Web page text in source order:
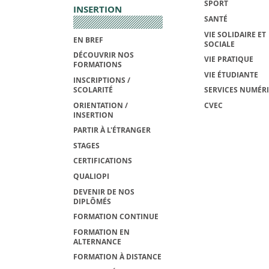
INSERTION
EN BREF
DÉCOUVRIR NOS
FORMATIONS
INSCRIPTIONS /
SCOLARITÉ
ORIENTATION /
INSERTION
PARTIR À L'ÉTRANGER
STAGES
CERTIFICATIONS
QUALIOPI
DEVENIR DE NOS
DIPLÔMÉS
FORMATION CONTINUE
FORMATION EN
ALTERNANCE
FORMATION À DISTANCE
SPORT
SANTÉ
VIE SOLIDAIRE ET
SOCIALE
VIE PRATIQUE
VIE ÉTUDIANTE
SERVICES
CVEC